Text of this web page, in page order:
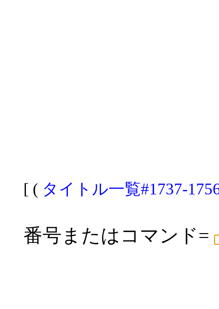
[ ( タイトル一覧#1737-
番号またはコマンド=